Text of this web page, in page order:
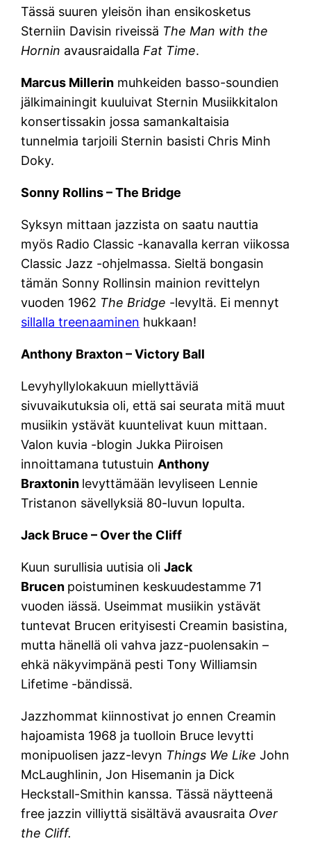
Tässä suuren yleisön ihan ensikosketus
Sterniin Davisin riveissä The Man with the
Hornin avausraidalla Fat Time.
Marcus Millerin muhkeiden basso-soundien
jälkimainingit kuuluivat Sternin Musiikkitalon
konsertissakin jossa samankaltaisia
tunnelmia tarjoili Sternin basisti Chris Minh
Doky.
Sonny Rollins – The Bridge
Syksyn mittaan jazzista on saatu nauttia
myös Radio Classic -kanavalla kerran viikossa
Classic Jazz -ohjelmassa. Sieltä bongasin
tämän Sonny Rollinsin mainion revittelyn
vuoden 1962 The Bridge -levyltä. Ei mennyt
sillalla treenaaminen hukkaan!
Anthony Braxton – Victory Ball
Levyhyllylokakuun miellyttäviä
sivuvaikutuksia oli, että sai seurata mitä muut
musiikin ystävät kuuntelivat kuun mittaan.
Valon kuvia -blogin Jukka Piiroisen
innoittamana tutustuin Anthony
Braxtonin levyttämään levyliseen Lennie
Tristanon sävellyksiä 80-luvun lopulta.
Jack Bruce – Over the Cliff
Kuun surullisia uutisia oliJack
Brucen poistuminen keskuudestamme 71
vuoden iässä. Useimmat musiikin ystävät
tuntevat Brucen erityisesti Creamin basistina,
mutta hänellä oli vahva jazz-puolensakin –
ehkä näkyvimpänä pesti Tony Williamsin
Lifetime -bändissä.
Jazzhommat kiinnostivat jo ennen Creamin
hajoamista 1968 ja tuolloin Bruce levytti
monipuolisen jazz-levyn Things We LikeJohn
McLaughlinin, Jon Hisemanin ja Dick
Heckstall-Smithin kanssa. Tässä näytteenä
free jazzin villiyttä sisältävä avausraita Over
the Cliff.